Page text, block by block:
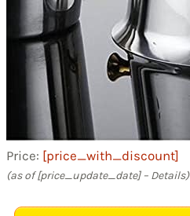
Price: [price_with_discount]
(as of [price_update_date] – Details)